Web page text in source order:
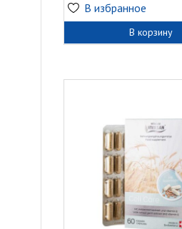
В избранное
В корзину